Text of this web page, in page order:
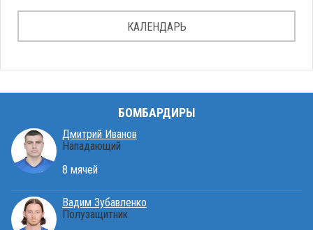
КАЛЕНДАРЬ
БОМБАРДИРЫ
Дмитрий Иванов
Нападающий
8 мячей
Вадим Зубавленко
Полузащитник